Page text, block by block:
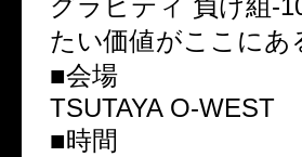
グラビティ 負け組-
たい価値がここにあ
■会場
TSUTAYA O-WEST
■時間